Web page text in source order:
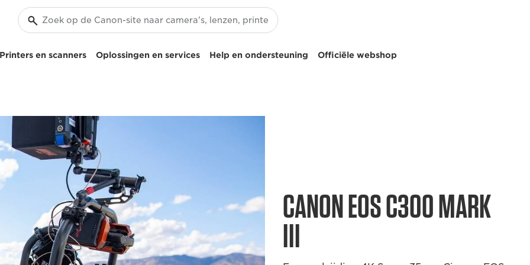
Printers en scanners Oplossingen en services Help en ondersteuning Officiële webshop
CANON EOS C300 MARK
III